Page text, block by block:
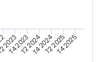
2023
T4 2023T2 2024T4 2024T2 2025T4 2025